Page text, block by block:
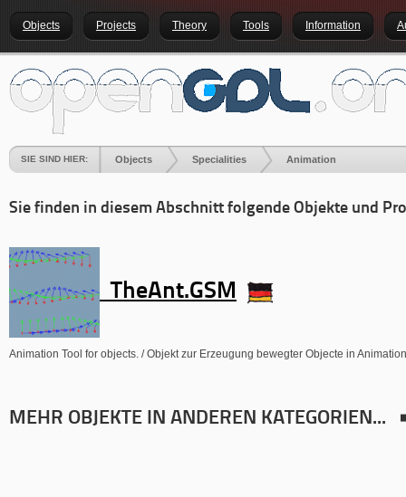
Objects Projects Theory Tools Information
SIE SIND HIER: Objects Specialities Animation
Sie finden in diesem Abschnitt folgende Objekte und
TheAnt.GSM
Animation Tool for objects. / Objekt zur Erzeugung bewegter Objecte in
MEHR OBJEKTE IN ANDEREN KATEGORIEN...